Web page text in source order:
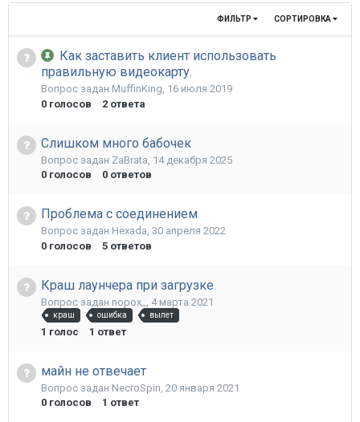
СОРТИРОВКА
ФИЛЬТР
Как заставить клиент использовать
правильную видеокарту.
Вопрос задан MuffinKing 16 июля 2019
0 голосов 2 ответа
Слишком много бабочек
Вопрос задан ZaBrata 14 декабря 2025
0 голосов 0 ответов
Проблема с соединением
Вопрос задан Hexada, 30 апреля 2022
0 голосов 5 ответов
Краш лаунчера при загрузке
Вопрос задан nopox_ 4 марта 2021
краш ошибка вылет
1 голос 1 ответ
майн не отвечает
Вопрос задан NecroSpin 20 января 2021
0 голосов 1 ответ